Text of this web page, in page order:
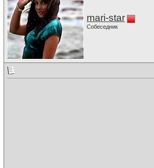
mari-star
Собеседник